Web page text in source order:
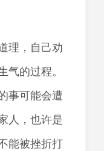
理，自己劝
气的过程。
事可能会遭
人，也许是
能被挫折打